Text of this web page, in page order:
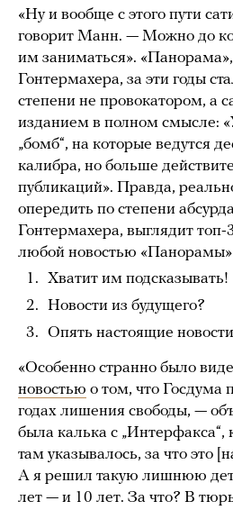
«Ну и вообще с этого пути
говорит Манн. — Можно до
им заниматься».
Гонтермахера, за эти годы
степени не провокатором, а
изданием в полном смысле:
„бомб“, на которые ведутся
калибра, но больше
публикаций». Правда,
опередить по степени
Гонтермахера, выглядит
любой новостью «Панорамы»
Хватит им подсказывать!
Новости из будущего?
Опять настоящие
«Особенно странно было
новостью о том, что Госдума
годах лишения свободы, —
была калька с „Интерфакса“,
там указывалось, за что это
А я решил такую лишнюю
лет — и 10 лет. За что? В